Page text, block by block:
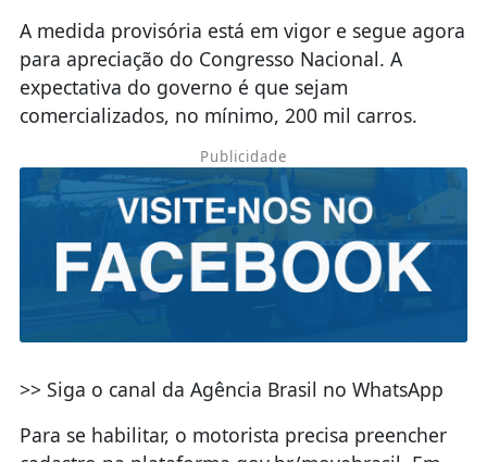
A medida provisória está em vigor e segue agora
para apreciação do Congresso Nacional. A
expectativa do governo é que sejam
comercializados, no mínimo, 200 mil carros.
Publicidade
>> Siga o canal da Agência Brasil no WhatsApp
Para se habilitar, o motorista precisa preencher